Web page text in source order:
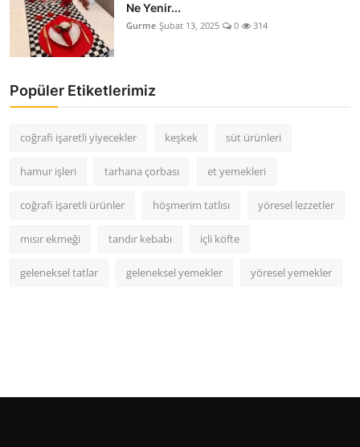
Ne Yenir...
Gurme Şubat 13, 2025 0 314
Popüler Etiketlerimiz
coğrafi işaretli yiyecekler keşkek süt ürünleri
hamur işleri tarhana çorbası et yemekleri
coğrafi işaretli ürünler höşmerim tatlısı yöresel lezzetler
mısır ekmeği tandır kebabı içli köfte
geleneksel tatlar geleneksel yemekler yöresel yemekler